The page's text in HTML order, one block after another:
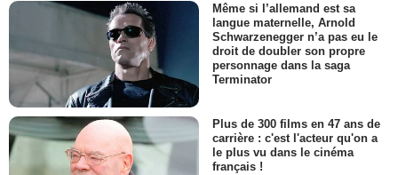
Même si l’allemand est sa
langue maternelle, Arnold
Schwarzenegger n’a pas eu le
droit de doubler son propre
personnage dans la saga
Terminator
Plus de 300 films en 47 ans de
carrière : c'est l'acteur qu'on a
le plus vu dans le cinéma
français !